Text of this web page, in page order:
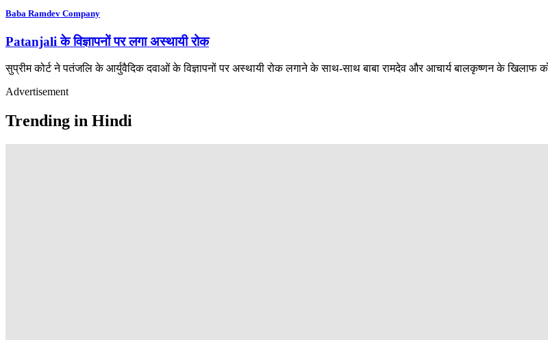
Baba Ramdev Company
Patanjali के विज्ञापनों पर लगा अस्थायी रोक
सुप्रीम कोर्ट ने पतंजलि के आर्युवैदिक दवाओं के विज्ञापनों पर अस्थायी रोक लगाने के साथ-साथ बाबा रामदेव और आचार्य बालकृष्णन के खिलाफ
Advertisement
Trending in Hindi